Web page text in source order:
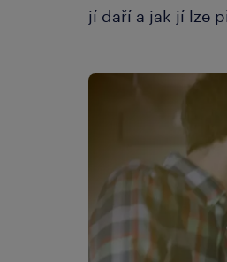
jí daří a jak jí lze